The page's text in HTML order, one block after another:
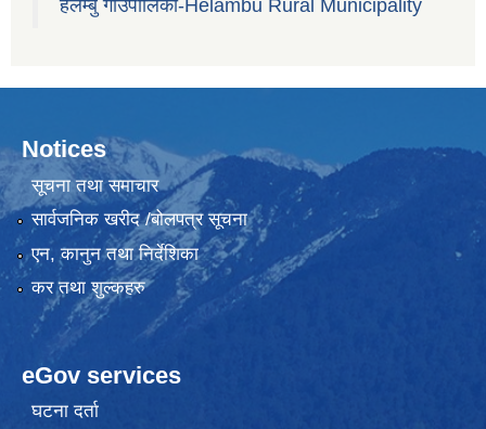
हेलम्बु गाउँपालिका-Helambu Rural Municipality
Notices
सूचना तथा समाचार
सार्वजनिक खरीद /बोलपत्र सूचना
एन, कानुन तथा निर्देशिका
कर तथा शुल्कहरु
eGov services
घटना दर्ता